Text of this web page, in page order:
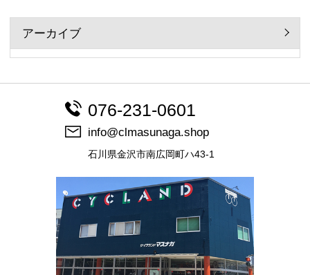
アーカイブ
076-231-0601
info@clmasunaga.shop
石川県金沢市南広岡町ハ43-1